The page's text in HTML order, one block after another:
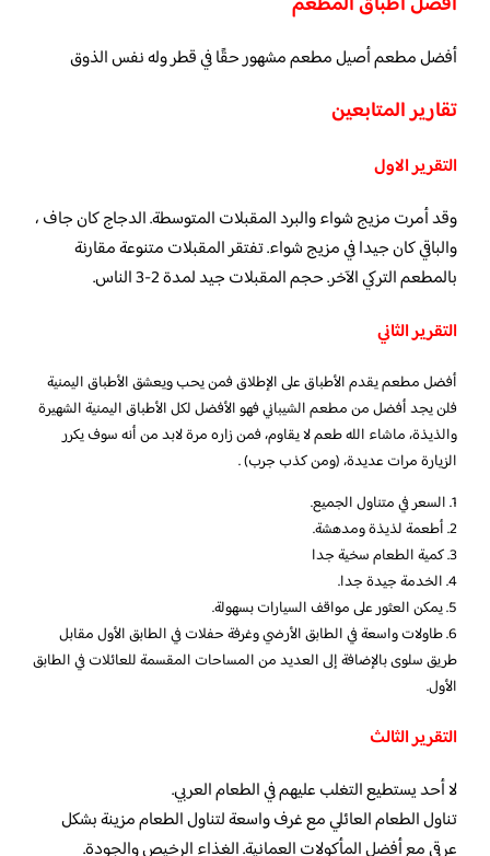
أفضل مطعم أصيل مطعم مشهور حقًا في قطر وله نفس الذوق
تقارير المتابعين
التقرير الاول
وقد أمرت مزيج شواء والبرد المقبلات المتوسطة. الدجاج كان جاف ،
والباقي كان جيدا في مزيج شواء. تفتقر المقبلات متنوعة مقارنة
بالمطعم التركي الآخر. حجم المقبلات جيد لمدة 2-3 الناس.
التقرير الثاني
أفضل مطعم يقدم الأطباق على الإطلاق فمن يحب ويعشق الأطباق اليمنية
فلن يجد أفضل من مطعم الشيباني فهو الأفضل لكل الأطباق اليمنية الشهيرة
والذيذة، ماشاء الله طعم لا يقاوم، فمن زاره مرة لابد من أنه سوف يكرر
الزيارة مرات عديدة، (ومن كذب جرب) .
1. السعر في متناول الجميع.
2. أطعمة لذيذة ومدهشة.
3. كمية الطعام سخية جدا
4. الخدمة جيدة جدا.
5. يمكن العثور على مواقف السيارات بسهولة.
6. طاولات واسعة في الطابق الأرضي وغرفة حفلات في الطابق الأول مقابل
طريق سلوى بالإضافة إلى العديد من المساحات المقسمة للعائلات في الطابق
الأول.
التقرير الثالث
لا أحد يستطيع التغلب عليهم في الطعام العربي.
تناول الطعام العائلي مع غرف واسعة لتناول الطعام مزينة بشكل